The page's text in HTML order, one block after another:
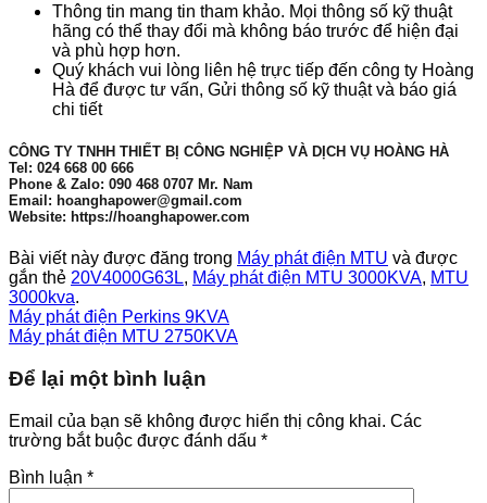
Thông tin mang tin tham khảo. Mọi thông số kỹ thuật
hãng có thể thay đổi mà không báo trước để hiện đại
và phù hợp hơn.
Quý khách vui lòng liên hệ trực tiếp đến công ty Hoàng
Hà để được tư vấn, Gửi thông số kỹ thuật và báo giá
chi tiết
CÔNG TY TNHH THIẾT BỊ CÔNG NGHIỆP VÀ DỊCH VỤ HOÀNG HÀ
Tel: 024 668 00 666
Phone & Zalo: 090 468 0707 Mr. Nam
Email: hoanghapower@gmail.com
Website: https://hoanghapower.com
Bài viết này được đăng trong Máy phát điện MTU và được
gắn thẻ 20V4000G63L, Máy phát điện MTU 3000KVA, MTU
3000kva.
Máy phát điện Perkins 9KVA
Máy phát điện MTU 2750KVA
Để lại một bình luận
Email của bạn sẽ không được hiển thị công khai. Các
trường bắt buộc được đánh dấu *
Bình luận *